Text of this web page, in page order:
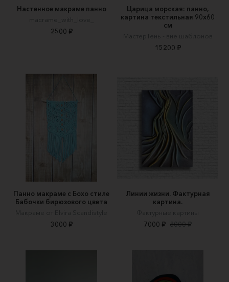
Настенное макраме панно
macrame_with_love_
2500 ₽
Царица морская: панно,
картина текстильная 90х60
см
МастерТень - вне шаблонов
15200 ₽
Панно макраме с Бохо стиле
Бабочки бирюзового цвета
Макраме от Elvira Scandistyle
3000 ₽
Линии жизни. Фактурная
картина.
Фактурные картины
7000 ₽ 8000 ₽